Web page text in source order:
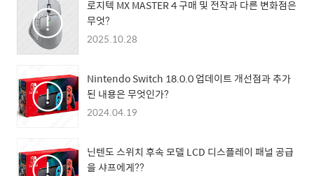
로지텍 MX MASTER 4 구매 및 전작과 다른 변화점은
무엇?
2025.10.28
Nintendo Switch 18.0.0 업데이트 개선점과 추가
된 내용은 무엇인가?
2024.04.19
닌텐도 스위치 후속 모델 LCD 디스플레이 패널 공급
을 샤프에게??